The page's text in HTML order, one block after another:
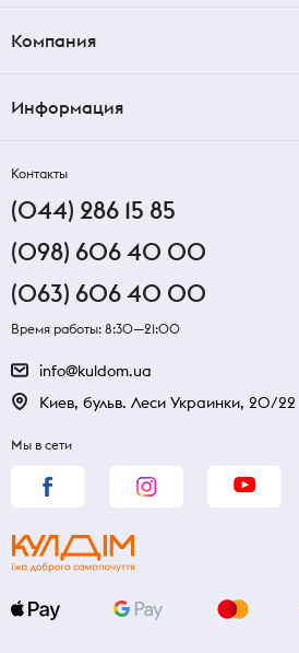
Компания
Информация
Контакты
(044) 286 15 85
(098) 606 40 00
(063) 606 40 00
Время работы: 8:30—21:00
info@kuldom.ua
Киев, бульв. Леси Украинки, 20/22
Мы в сети